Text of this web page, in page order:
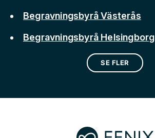
Begravningsbyrå Västerås
Begravningsbyrå Helsingborg
SE FLER